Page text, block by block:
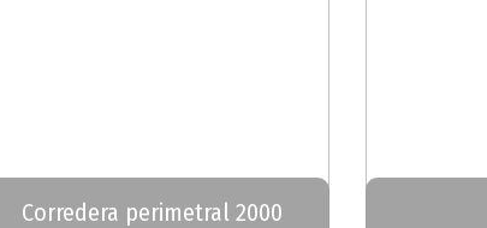
Corredera perimetral 2000